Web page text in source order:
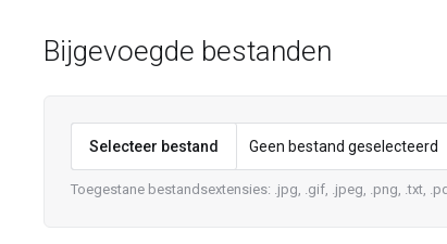
Bijgevoegde bestanden
Selecteer bestand Geen bestand geselecteerd
Toegestane bestandsextensies: .jpg, .gif, .jpeg, .png, .txt,